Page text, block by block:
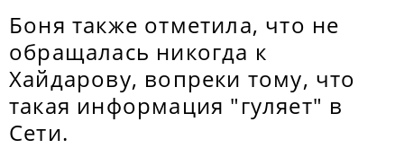
Боня также отметила, что не
обращалась никогда к
Хайдарову, вопреки тому, что
такая информация "гуляет" в
Сети.